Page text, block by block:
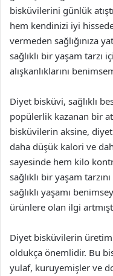
bisküvilerini günlük
hem kendinizi iyi
vermeden sağlığınıza
sağlıklı bir yaşam tarzı
alışkanlıklarını
Diyet bisküvi, sağlıklı
popülerlik kazanan bir
bisküvilerin aksine,
daha düşük kalori ve
sayesinde hem kilo
sağlıklı bir yaşam
sağlıklı yaşamı
ürünlere olan ilgi
Diyet bisküvilerin
oldukça önemlidir. Bu
yulaf, kuruyemişler ve